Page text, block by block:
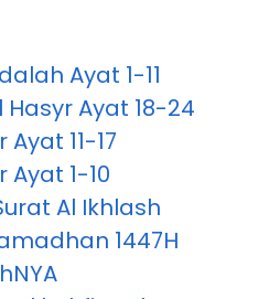
Ayat 1-11
Hasyr Ayat 18-24
11-17
Ayat 1-10
Al Ikhlash
1447H